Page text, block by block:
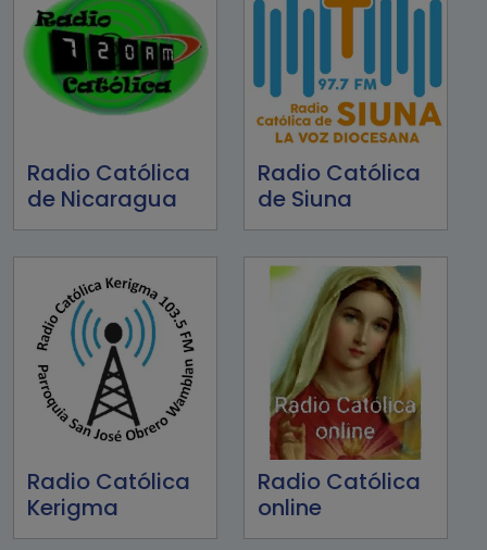
Radio Católica
de Nicaragua
Radio Católica
de Siuna
Radio Católica
Kerigma
Radio Católica
online